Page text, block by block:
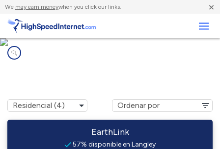
We may earn moneywhen you click our links. ×
EarthLink
57% disponible en Langley